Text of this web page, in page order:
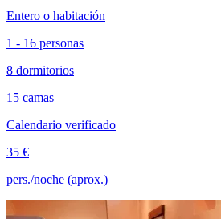
Entero o habitación
1 - 16 personas
8 dormitorios
15 camas
Calendario verificado
35 €
pers./noche (aprox.)